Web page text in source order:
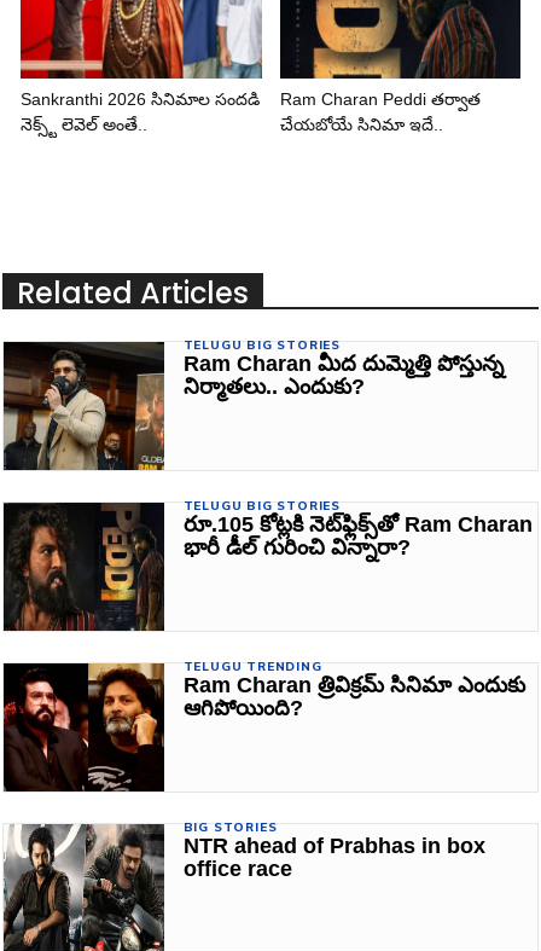
Sankranthi 2026 సినిమాల సందడి
నెక్స్ట్ లెవెల్ అంతే..
Ram Charan Peddi తర్వాత
చేయబోయే సినిమా ఇదే..
Related Articles
TELUGU BIG STORIES
Ram Charan మీద దుమ్మెత్తి పోస్తున్న
నిర్మాతలు.. ఎందుకు?
TELUGU BIG STORIES
రూ.105 కోట్లకి నెట్‌ఫ్లిక్స్‌తో Ram Charan
భారీ డీల్ గురించి విన్నారా?
TELUGU TRENDING
Ram Charan త్రివిక్రమ్ సినిమా ఎందుకు
ఆగిపోయింది?
BIG STORIES
NTR ahead of Prabhas in box
office race